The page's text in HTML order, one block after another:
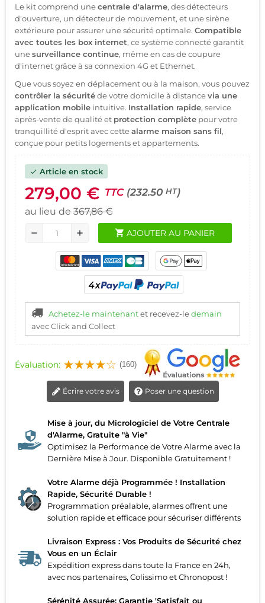
Le kit comprend unecentrale d'alarme, des détecteurs
d'ouverture, un détecteur de mouvement, et une sirène
extérieure pour assurer une sécurité optimale. Compatible
avec toutes les box internet, ce système connecté garantit
unesurveillance continue, même en cas de coupure
d'internet grâce à sa connexion 4G et Ethernet.
Que vous soyez en déplacement ou à la maison, vous pouvez
contrôler la sécuritéde votre domicile à distancevia une
application mobile intuitive. Installation rapide, service
après-vente de qualité et protection complète pour votre
tranquillité d'esprit avec cettealarme maison sans fil,
conçue pour petits logements et appartements.
check Article en stock
279,00 € TTC (232.50 HT)
au lieu de 367,86 €
remove add shopping_cart AJOUTER AU PANIER
Achetez-le maintenantet recevez-ledemain
avec Click and Collect
Évaluation: (160)
Écrire votre avis Poser une question
Mise à jour, du Micrologiciel de Votre Centrale
d'Alarme, Gratuite "à Vie"
Optimisez la Performance de Votre Alarme avec la
Dernière Mise à Jour. Disponible Gratuitement !
Votre Alarme déjà Programmée ! Installation
Rapide, Sécurité Durable !
Programmation préalable, alarmes offrent une
solution rapide et efficace pour sécuriser différents
Livraison Express : Vos Produits de Sécurité chez
Vous en un Éclair
Expédition express dans toute la France en 24h,
avec nos partenaires, Colissimo et Chronopost !
Sérénité Assurée: Garantie 'Satisfait ou